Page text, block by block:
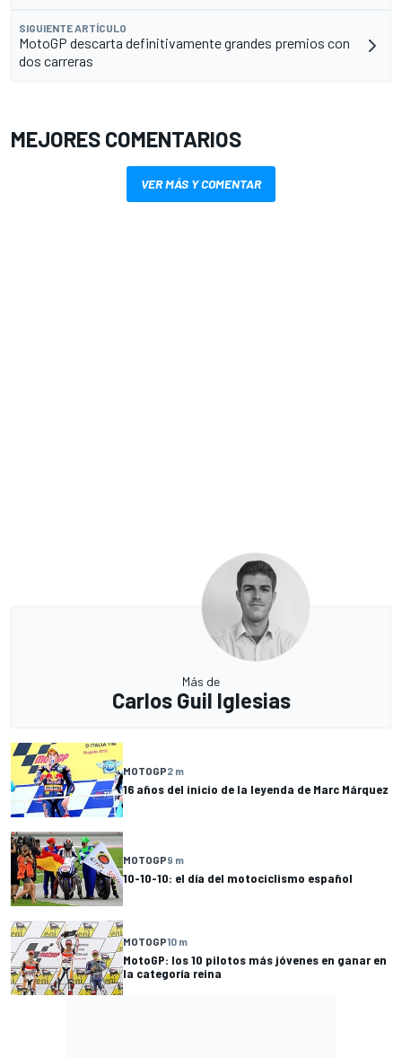
SIGUIENTE ARTÍCULO
MotoGP descarta definitivamente grandes premios con
dos carreras
MEJORES COMENTARIOS
VER MÁS Y COMENTAR
Más de
Carlos Guil Iglesias
MOTOGP2 m
16 años del inicio de la leyenda de Marc Márquez
MOTOGP9 m
10-10-10: el día del motociclismo español
MOTOGP10 m
MotoGP: los 10 pilotos más jóvenes en ganar en
la categoría reina